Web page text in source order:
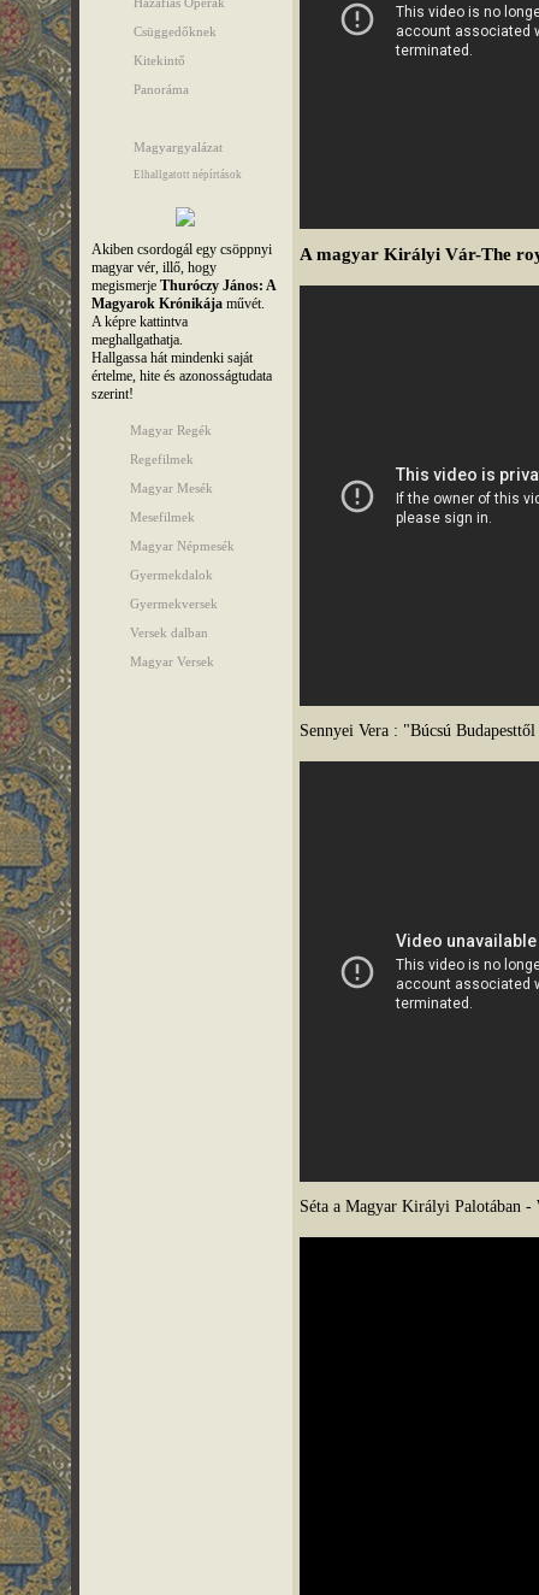
Csüggedőknek
Kitekintő
Panoráma
Magyargyalázat
Elhallgatott népírtások
Akiben csordogál egy csöppnyi
magyar vér, illő, hogy
megismerje Thuróczy János: A
Magyarok Krónikájaművét.
A képre kattintva
meghallgathatja.
Hallgassa hát mindenki saját
értelme, hite és azonosságtudata
szerint!
Magyar Regék
Regefilmek
Magyar Mesék
Mesefilmek
Magyar Népmesék
Gyermekdalok
Gyermekversek
Versek dalban
Magyar Versek
A magyar Királyi Vár-The
Sennyei Vera : "Búcsú
Séta a Magyar Királyi Palotában